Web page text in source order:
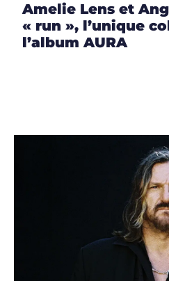
Amelie Lens et
« run », l’unique
l’album AURA
ARTICLES,
DJS